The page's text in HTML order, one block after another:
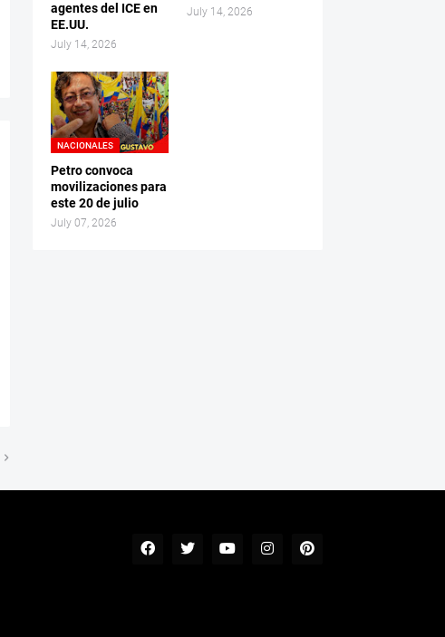
agentes del ICE en
EE.UU.
July 14, 2026
July 14, 2026
NACIONALES
Petro convoca
movilizaciones para
este 20 de julio
July 07, 2026